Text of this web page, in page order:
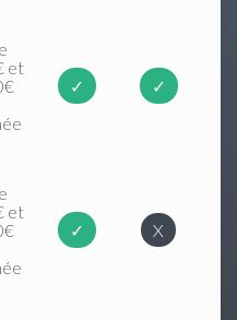
et
✓ ✓
et
✓ X